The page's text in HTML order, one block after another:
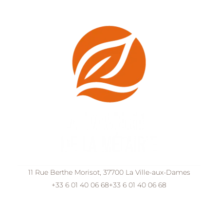
11 Rue Berthe Morisot, 37700 La Ville-aux-Dames
+33 6 01 40 06 68+33 6 01 40 06 68